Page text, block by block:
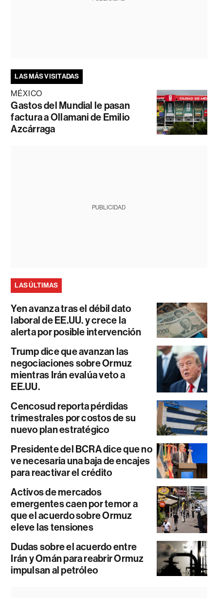
LAS MÁS VISITADAS
MÉXICO
Gastos del Mundial le pasan
factura a Ollamani de Emilio
Azcárraga
PUBLICIDAD
LAS ÚLTIMAS
Yen avanza tras el débil dato
laboral de EE.UU. y crece la
alerta por posible intervención
Trump dice que avanzan las
negociaciones sobre Ormuz
mientras Irán evalúa veto a
EE.UU.
Cencosud reporta pérdidas
trimestrales por costos de su
nuevo plan estratégico
Presidente del BCRA dice que no
ve necesaria una baja de encajes
para reactivar el crédito
Activos de mercados
emergentes caen por temor a
que el acuerdo sobre Ormuz
eleve las tensiones
Dudas sobre el acuerdo entre
Irán y Omán para reabrir Ormuz
impulsan al petróleo